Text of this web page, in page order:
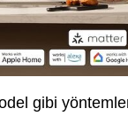
gibi